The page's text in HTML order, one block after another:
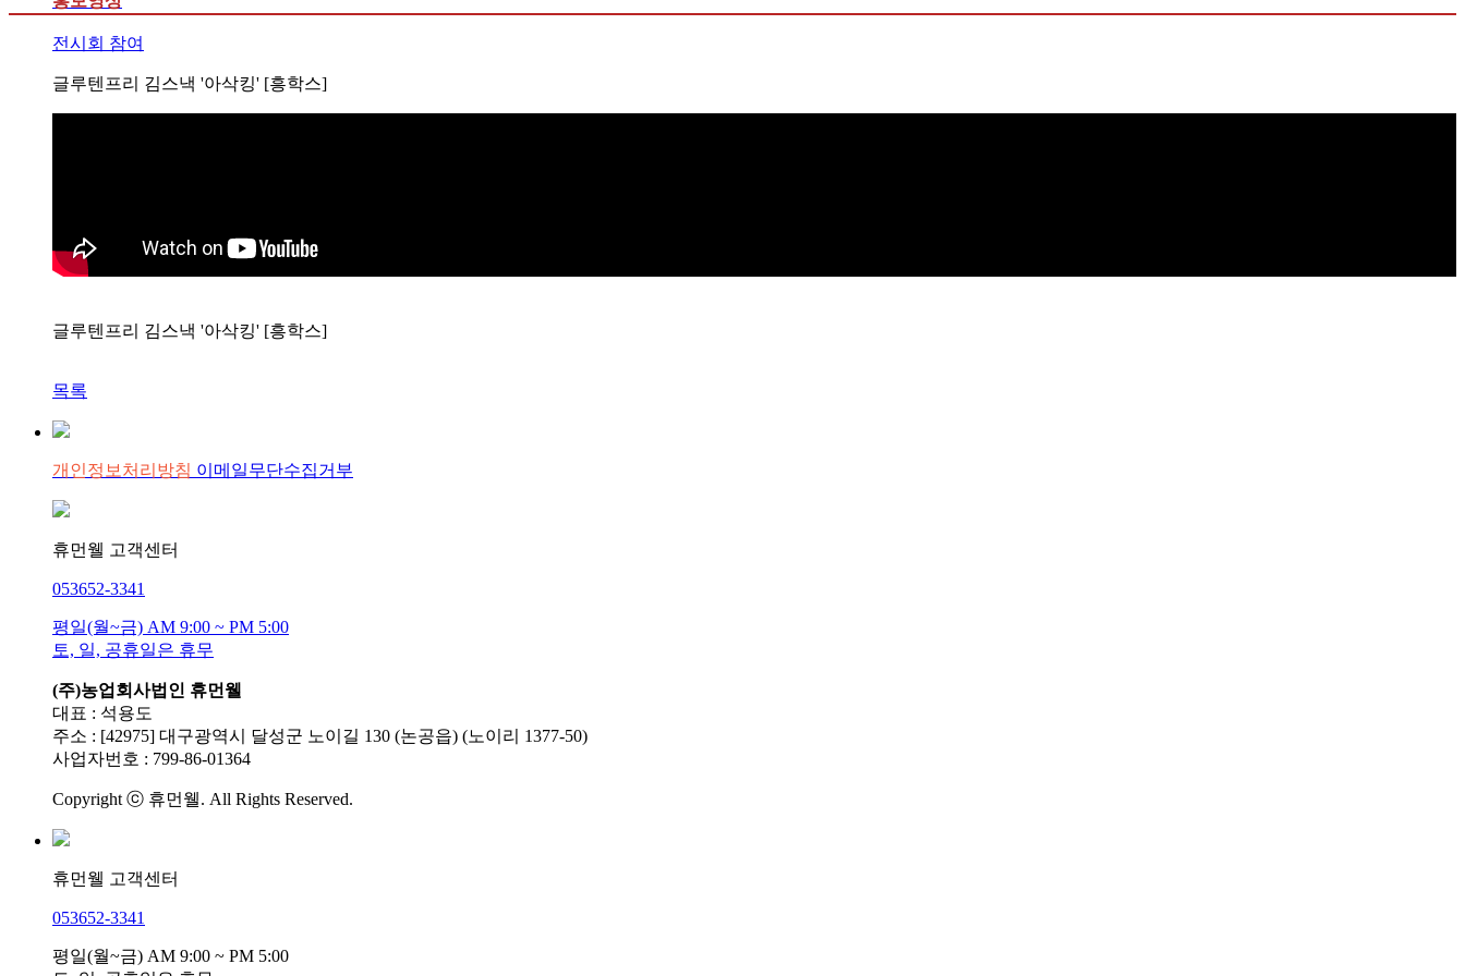
전시회 참여
글루텐프리 김스낵 '아삭킹' [흥학스]
글루텐프리 김스낵 '아삭킹' [흥학스]
목록
개인정보처리방침 이메일무단수집거부
휴먼웰 고객센터
053652-3341
평일(월~금) AM 9:00 ~ PM 5:00
토, 일, 공휴일은 휴무
(주)농업회사법인 휴먼웰
대표 : 석용도
주소 : [42975] 대구광역시 달성군 노이길 130 (논공읍) (노이리 1377-50)
사업자번호 : 799-86-01364
Copyright ⓒ 휴먼웰. All Rights Reserved.
휴먼웰 고객센터
053652-3341
평일(월~금) AM 9:00 ~ PM 5:00